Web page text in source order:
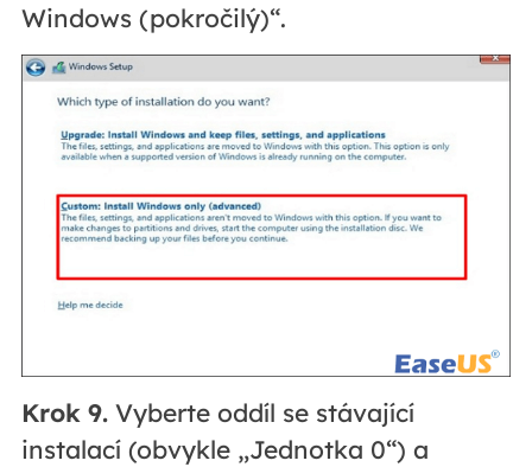
Windows (pokročilý)“.
Krok 9.Vyberte oddíl se stávající
instalací (obvykle „Jednotka 0“) a